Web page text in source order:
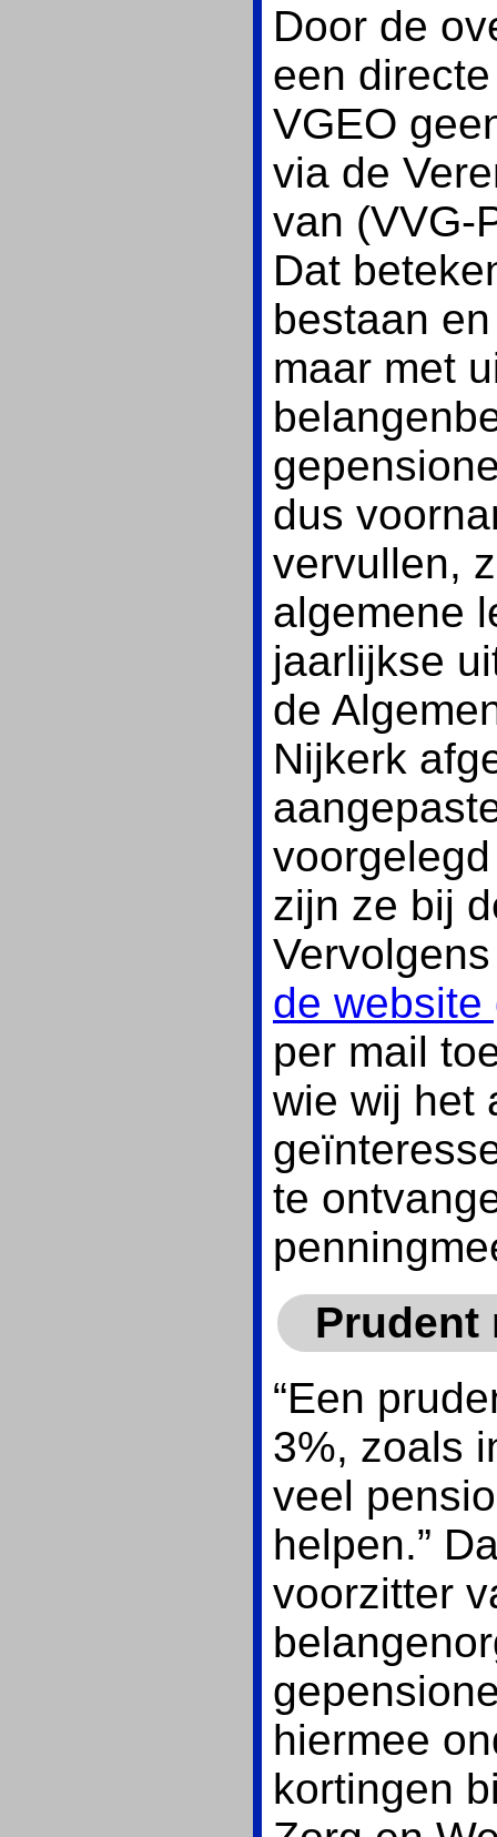
Door de
een
VGEO
via de
van (VVG-
Dat
bestaan
maar met
dus
vervullen,
algemene
jaarlijkse
de
Nijkerk
zijn ze bij
de website
per mail
wie wij het
te
Prudent
“Een
3%, zoals
veel
helpen.”
voorzitter
hiermee
kortingen